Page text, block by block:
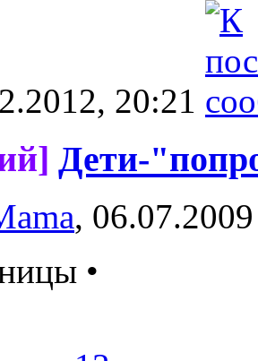
20:21
Дети-
,
•